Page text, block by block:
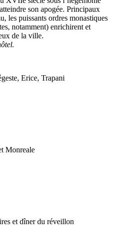
son apogée. Principaux
les puissants ordres monastiques
notamment) enrichirent et
de la ville.
Erice, Trapani
Monreale
et dîner du réveillon